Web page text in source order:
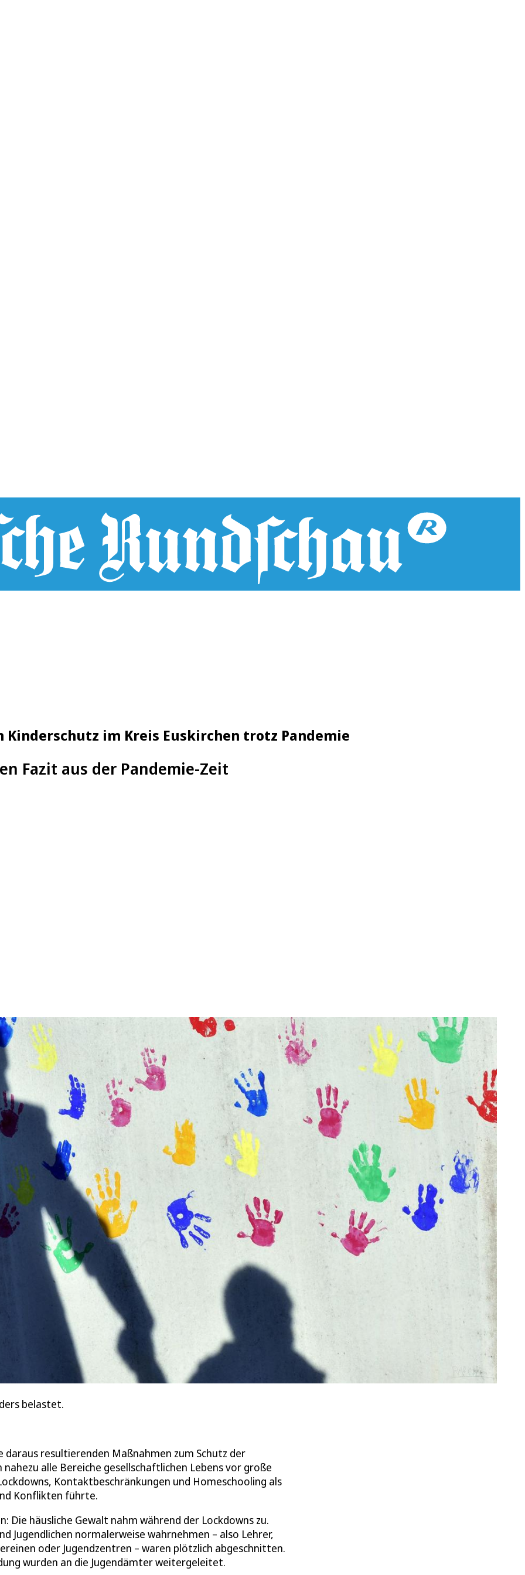
im Kreis Euskirchen trotz Pandemie
Fazit aus der Pandemie-Zeit
belastet.
daraus resultierenden Maßnahmen zum Schutz der
alle Bereiche gesellschaftlichen Lebens vor große
Kontaktbeschränkungen und Homeschooling als
Konflikten führte.
häusliche Gewalt nahm während der Lockdowns zu.
Jugendlichen normalerweise wahrnehmen – also Lehrer,
oder Jugendzentren – waren plötzlich abgeschnitten.
wurden an die Jugendämter weitergeleitet.